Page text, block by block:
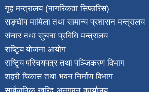
गृह मन्त्रालय (नागरिकता सिफारिस)
सङ्घीय मामिला तथा सामान्य प्रशासन मन्त्रालय
संचार तथा सुचना प्रविधि मन्त्रालय
राष्टि्ृय योजना आयोग
राष्टि्ृय परिचयपत्र तथा पञ्जिकरण विभाग
शहरी बिकास तथा भवन निर्माण विभाग
सार्बजनिक खरिद अनुगमन कार्यालय